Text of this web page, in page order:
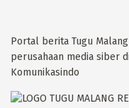
Portal berita Tugu
perusahaan media siber
Komunikasindo